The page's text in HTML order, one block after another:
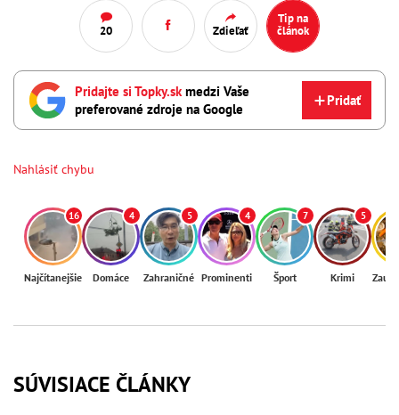
20 Zdieľať
Tip na
článok
Pridajte si Topky.skmedzi Vaše
preferované zdroje na Google
Pridať
Nahlásiť chybu
16
Najčítanejšie
4
Domáce
5
Zahraničné
4
Prominenti
7
Šport
5
Krimi
SÚVISIACE ČLÁNKY